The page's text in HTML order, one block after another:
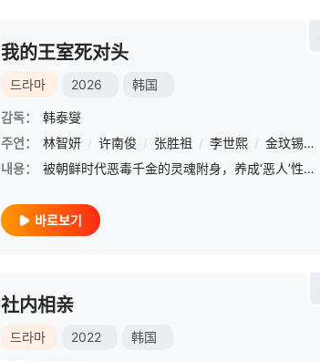
我的王室死对头
드라마 2026 韩国
감독：
韩泰燮
주연：
林智妍 / 许南俊 / 张胜祖 / 李世熙 / 金玟锡 /
내용：
被朝鲜时代恶毒千金的灵魂附身，养成‘恶人’性格的无名演员‘申世莉’，与成为建国以来最严重‘滥权’一代的大财阀浪子‘车世桂’之间跨越时空的浪漫爱情喜剧。
바로보기
社内相亲
드라마 2022 韩国